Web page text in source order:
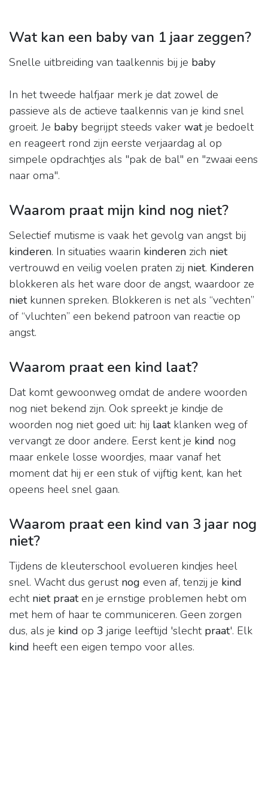
Wat kan een baby van 1 jaar zeggen?
Snelle uitbreiding van taalkennis bij je baby
In het tweede halfjaar merk je dat zowel de
passieve als de actieve taalkennis van je kind snel
groeit. Je baby begrijpt steeds vaker watje bedoelt
en reageert rond zijn eerste verjaardag al op
simpele opdrachtjes als "pak de bal" en "zwaai eens
naar oma".
Waarom praat mijn kind nog niet?
Selectief mutisme is vaak het gevolg van angst bij
kinderen. In situaties waarin kinderen zich niet
vertrouwd en veilig voelen praten zij niet. Kinderen
blokkeren als het ware door de angst, waardoor ze
nietkunnen spreken. Blokkeren is net als “vechten”
of “vluchten” een bekend patroon van reactie op
angst.
Waarom praat een kind laat?
Dat komt gewoonweg omdat de andere woorden
nog niet bekend zijn. Ook spreekt je kindje de
woorden nog niet goed uit: hij laatklanken weg of
vervangt ze door andere. Eerst kent je kind nog
maar enkele losse woordjes, maar vanaf het
moment dat hij er een stuk of vijftig kent, kan het
opeens heel snel gaan.
Waarom praat een kind van 3 jaar nog
niet?
Tijdens de kleuterschool evolueren kindjes heel
snel. Wacht dus gerust nog even af, tenzij je kind
echt niet praaten je ernstige problemen hebt om
met hem of haar te communiceren. Geen zorgen
dus, als je kind op 3 jarige leeftijd 'slecht praat'. Elk
kind heeft een eigen tempo voor alles.